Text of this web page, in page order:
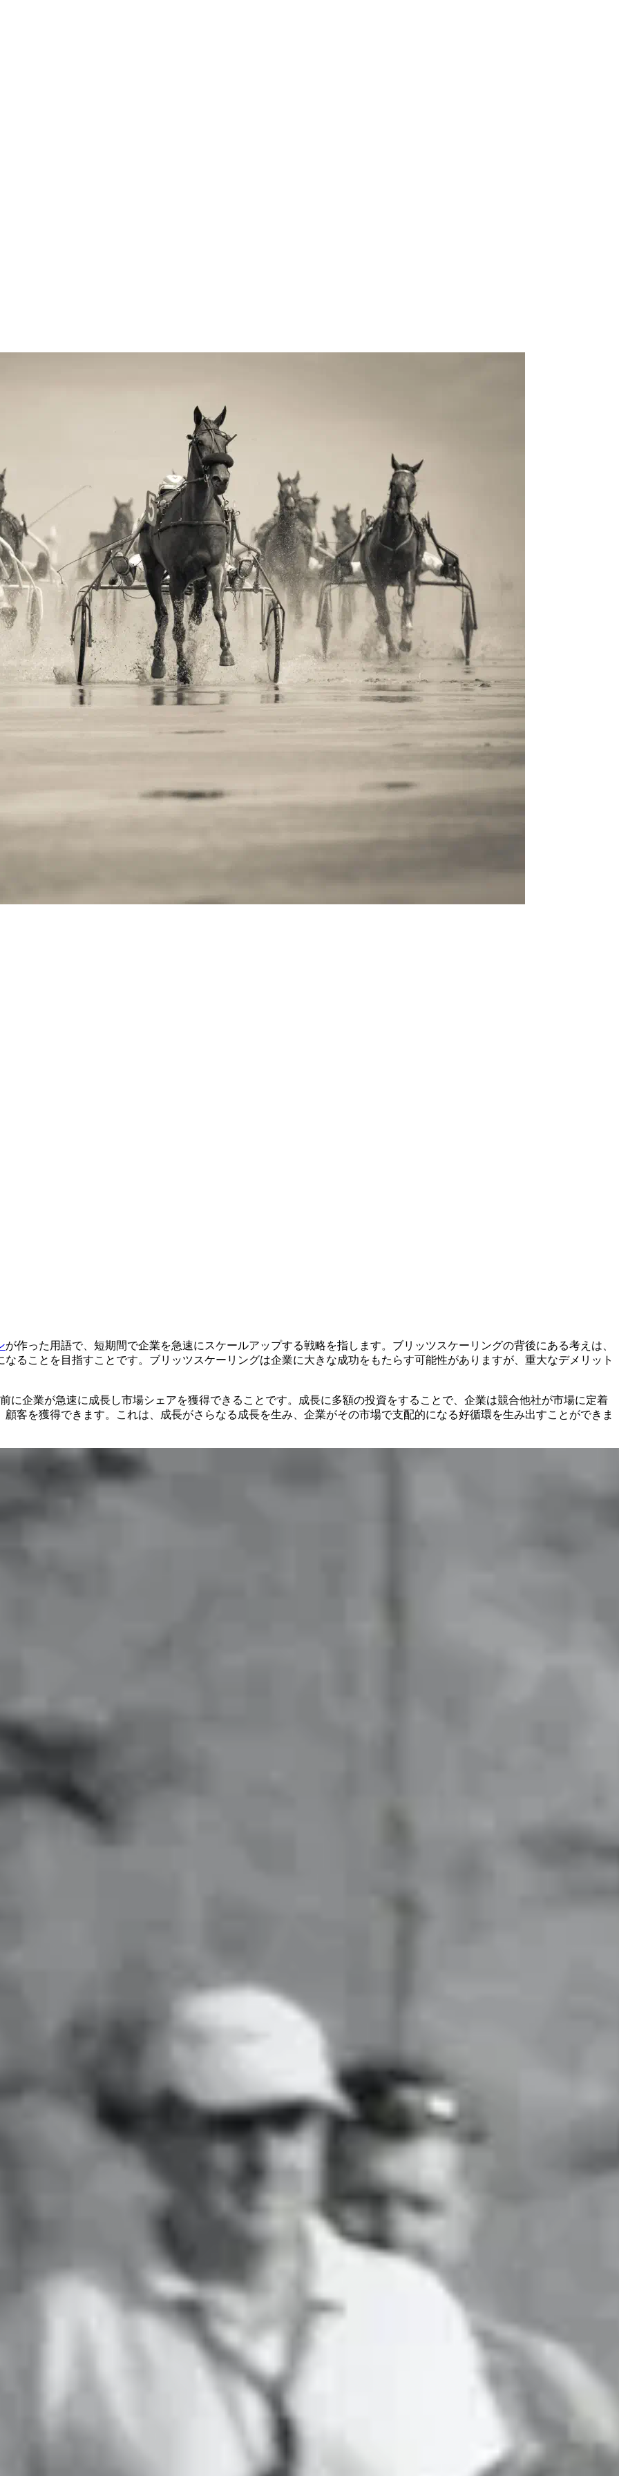
が作った用語で、短期間で企業を急速にスケールアップする戦略を指します。ブリッツスケーリングの背後にある考えは、
ることを目指すことです。ブリッツスケーリングは企業に大きな成功をもたらす可能性がありますが、重大なデメリット
に企業が急速に成長し市場シェアを獲得できることです。成長に多額の投資をすることで、企業は競合他社が市場に定着
客を獲得できます。これは、成長がさらなる成長を生み、企業がその市場で支配的になる好循環を生み出すことができま